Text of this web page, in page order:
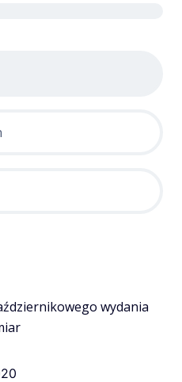
wydania